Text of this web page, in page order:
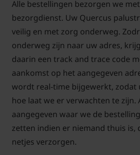
Heeft een moeraseik
Antwoord: De Moeraseik krijgt
kleine eikels die eirond tot ovaal
eirond tot ovaal gevormde eikels
maand september tot december.
Hoe snoei je een
Antwoord: Om de vorm mooi te
de maand juni de boom licht
Alle bestellingen bezorgen we
bezorgdienst. Uw Quercus
veilig en met zorg onderweg.
onderweg zijn naar uw adres,
daarin een track and trace code
aankomst op het aangegeven
wordt real-time bijgewerkt, zodat
hoe laat we er verwachten te zijn.
aangegeven waar we de
zetten indien er niemand thuis is,
netjes verzorgen.